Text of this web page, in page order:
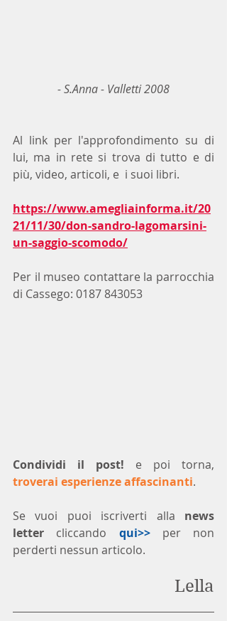
- S.Anna - Valletti 2008
Al link per l'approfondimento su di
lui, ma in rete si trova di tutto e di
più, video, articoli, e  i suoi libri.
https://www.amegliainforma.it/20
21/11/30/don-sandro-lagomarsini-
un-saggio-scomodo/
Per il museo contattare la parrocchia
di Cassego: 0187 843053
Condividi il post!
troverai esperienze affascinanti.
Se vuoi puoi iscriverti alla news
letter cliccando qui>> per non
perderti nessun articolo.
Lella